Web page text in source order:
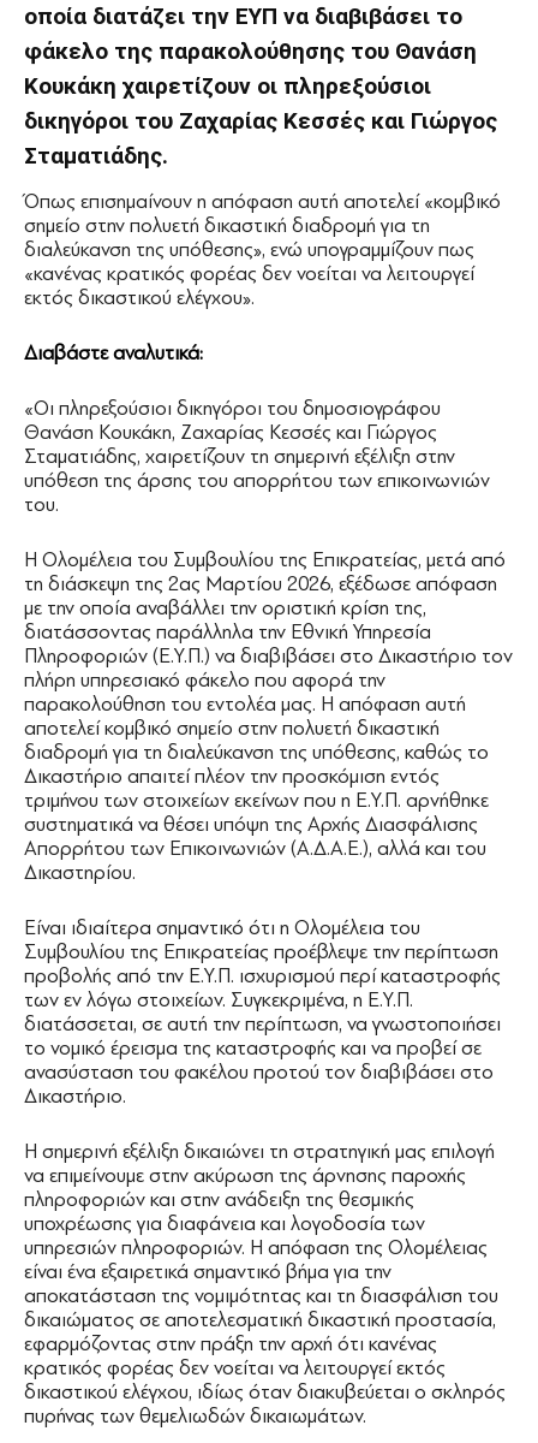
οποία διατάζει την ΕΥΠ να διαβιβάσει το
φάκελο της παρακολούθησης του Θανάση
Κουκάκη χαιρετίζουν οι πληρεξούσιοι
δικηγόροι του Ζαχαρίας Κεσσές και Γιώργος
Σταματιάδης.
Όπως επισημαίνουν η απόφαση αυτή αποτελεί «κομβικό
σημείο στην πολυετή δικαστική διαδρομή για τη
διαλεύκανση της υπόθεσης», ενώ υπογραμμίζουν πως
«κανένας κρατικός φορέας δεν νοείται να λειτουργεί
εκτός δικαστικού ελέγχου».
Διαβάστε αναλυτικά:
«Οι πληρεξούσιοι δικηγόροι του δημοσιογράφου
Θανάση Κουκάκη, Ζαχαρίας Κεσσές και Γιώργος
Σταματιάδης, χαιρετίζουν τη σημερινή εξέλιξη στην
υπόθεση της άρσης του απορρήτου των επικοινωνιών
του.
Η Ολομέλεια του Συμβουλίου της Επικρατείας, μετά από
τη διάσκεψη της 2ας Μαρτίου 2026, εξέδωσε απόφαση
με την οποία αναβάλλει την οριστική κρίση της,
διατάσσοντας παράλληλα την Εθνική Υπηρεσία
Πληροφοριών (Ε.Υ.Π.) να διαβιβάσει στο Δικαστήριο τον
πλήρη υπηρεσιακό φάκελο που αφορά την
παρακολούθηση του εντολέα μας. Η απόφαση αυτή
αποτελεί κομβικό σημείο στην πολυετή δικαστική
διαδρομή για τη διαλεύκανση της υπόθεσης, καθώς το
Δικαστήριο απαιτεί πλέον την προσκόμιση εντός
τριμήνου των στοιχείων εκείνων που η Ε.Υ.Π. αρνήθηκε
συστηματικά να θέσει υπόψη της Αρχής Διασφάλισης
Απορρήτου των Επικοινωνιών (Α.Δ.Α.Ε.), αλλά και του
Δικαστηρίου.
Είναι ιδιαίτερα σημαντικό ότι η Ολομέλεια του
Συμβουλίου της Επικρατείας προέβλεψε την περίπτωση
προβολής από την Ε.Υ.Π. ισχυρισμού περί καταστροφής
των εν λόγω στοιχείων. Συγκεκριμένα, η Ε.Υ.Π.
διατάσσεται, σε αυτή την περίπτωση, να γνωστοποιήσει
το νομικό έρεισμα της καταστροφής και να προβεί σε
ανασύσταση του φακέλου προτού τον διαβιβάσει στο
Δικαστήριο.
Η σημερινή εξέλιξη δικαιώνει τη στρατηγική μας επιλογή
να επιμείνουμε στην ακύρωση της άρνησης παροχής
πληροφοριών και στην ανάδειξη της θεσμικής
υποχρέωσης για διαφάνεια και λογοδοσία των
υπηρεσιών πληροφοριών. Η απόφαση της Ολομέλειας
είναι ένα εξαιρετικά σημαντικό βήμα για την
αποκατάσταση της νομιμότητας και τη διασφάλιση του
δικαιώματος σε αποτελεσματική δικαστική προστασία,
εφαρμόζοντας στην πράξη την αρχή ότι κανένας
κρατικός φορέας δεν νοείται να λειτουργεί εκτός
δικαστικού ελέγχου, ιδίως όταν διακυβεύεται ο σκληρός
πυρήνας των θεμελιωδών δικαιωμάτων.